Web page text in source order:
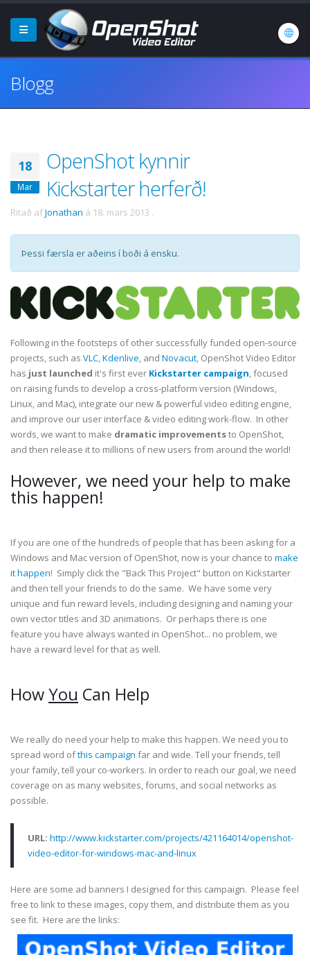
Blogg
18
Mar
OpenShot kynnir
Kickstarter herferð!
Ritað afJonathan á 18. mars 2013 .
Þessi færsla er aðeins í boði á ensku.
Following in the footsteps of other successfully funded open-source
projects, such as VLC,Kdenlive, and Novacut, OpenShot Video Editor
has just launched it's first ever Kickstarter campaign, focused
on raising funds to develop a cross-platform version (Windows,
Linux, and Mac), integrate our new & powerful video editing engine,
and improve our user interface & video editing work-flow. In other
words, we want to make dramatic improvementsto OpenShot,
and then release it to millions of new users from around the world!
However, we need your help to make
this happen!
If you are one of the hundreds of people that has been asking for a
Windows and Mac version of OpenShot, now is your chance to make
it happen! Simply click the "Back This Project" button on Kickstarter
and then tell your friends to do the same. We have some very
unique and fun reward levels, including designing and naming your
own vector titles and 3D animations. Or perhaps there is one
feature you have always wanted in OpenShot... no problem, we
have a reward level for that as well.
HowYou Can Help
We really do need your help to make this happen. We need you to
spread word ofthis campaign far and wide. Tell your friends, tell
your family, tell your co-workers. In order to reach our goal, we need
coverage on as many websites, forums, and social networks as
possible.
URL: http://www.kickstarter.com/projects/421164014/openshot-
video-editor-for-windows-mac-and-linux
Here are some ad banners I designed for this campaign. Please feel
free to link to these images, copy them, and distribute them as you
see fit. Here are the links: